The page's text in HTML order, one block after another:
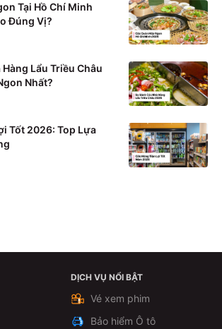
Tại Hồ Chí Minh
Đúng Vị?
Hàng Lẩu Triều Châu
Nhất?
Tốt 2026: Top Lựa
Xem chi tiếtDỊCH VỤ NỔI BẬT
Vé xem phim
Bảo hiểm Ô tô